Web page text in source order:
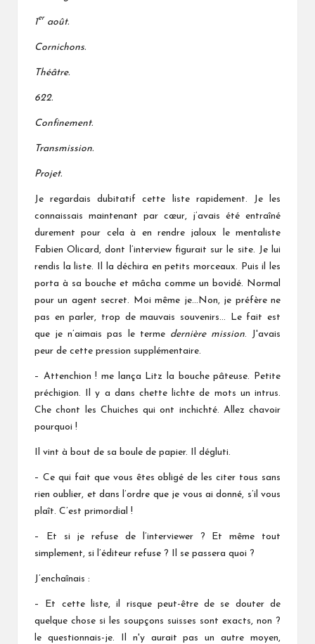
1er août.
Cornichons.
Théâtre.
622.
Confinement.
Transmission.
Projet.
Je regardais dubitatif cette liste rapidement. Je les
connaissais maintenant par cœur, j’avais été entraîné
durement pour cela à en rendre jaloux le mentaliste
Fabien Olicard, dont l’interview figurait sur le site. Je lui
rendis la liste. Il la déchira en petits morceaux. Puis il les
porta à sa bouche et mâcha comme un bovidé. Normal
pour un agent secret. Moi même je…Non, je préfère ne
pas en parler, trop de mauvais souvenirs… Le fait est
que je n’aimais pas le terme dernière mission. J'avais
peur de cette pression supplémentaire.
– Attenchion ! me lança Litz la bouche pâteuse. Petite
préchigion. Il y a dans chette lichte de mots un intrus.
Che chont les Chuiches qui ont inchichté. Allez chavoir
pourquoi !
Il vint à bout de sa boule de papier. Il dégluti.
– Ce qui fait que vous êtes obligé de les citer tous sans
rien oublier, et dans l’ordre que je vous ai donné, s’il vous
plaît. C’est primordial !
– Et si je refuse de l’interviewer ? Et même tout
simplement, si l’éditeur refuse ? Il se passera quoi ?
J’enchaînais :
– Et cette liste, il risque peut-être de se douter de
quelque chose si les soupçons suisses sont exacts, non ?
le questionnais-je. Il n'y aurait pas un autre moyen,